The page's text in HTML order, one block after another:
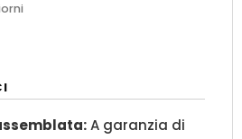
A garanzia di